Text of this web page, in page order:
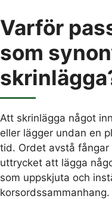
Varför
som
Att skrinlägga något
eller lägger undan en
tid. Ordet avstå
uttrycket att lägga
som uppskjuta och
korsordssammanhang.